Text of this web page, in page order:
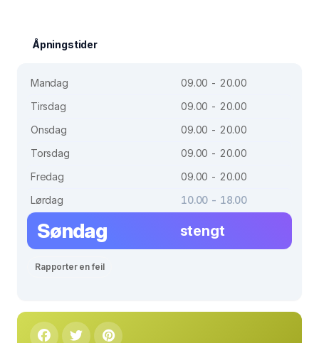
Åpningstider
Mandag
09.00 - 20.00
Tirsdag
09.00 - 20.00
Onsdag
09.00 - 20.00
Torsdag
09.00 - 20.00
Fredag
09.00 - 20.00
Lørdag
10.00 - 18.00
Søndag stengt
Rapporter en feil